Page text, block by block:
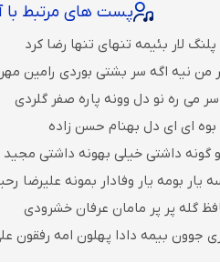
پست های مرتبط با
لار بئیمه تنهای تنها رضا کرد
من نیه اگه سر بشتی بوردی رامین
می ره نو دل وونه پاره صفر گلردی
ای ای دل بهنام حسن زاده
گونه داشتی خیلی بهونه داشتی
بومه یار وفادار بمونه علیرضا
گله پر پر مامان عرفان خشرودی
جوون بیمه دادا پهلون امه رفقون